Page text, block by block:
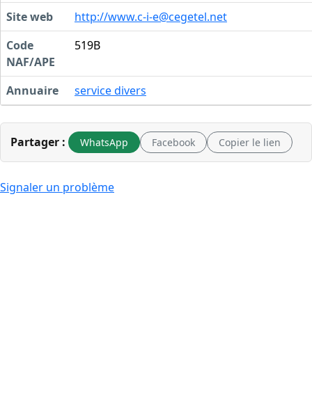
Site web
http://www.c-i-e@cegetel.net
Code
NAF/APE
519B
Annuaire service divers
Partager : WhatsApp Facebook Copier le lien
Signaler un problème